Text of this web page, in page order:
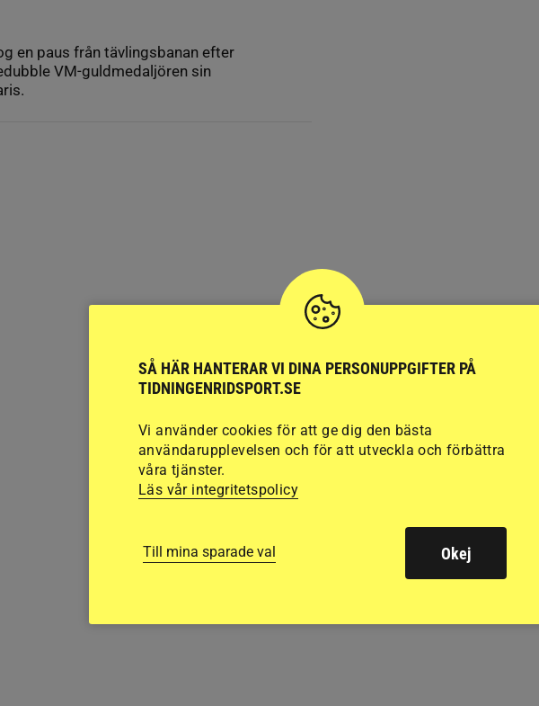
en paus från tävlingsbanan efter
VM-guldmedaljören sin
SÅ HÄR HANTERAR VI DINA PERSONUPPGIFTER PÅ
TIDNINGENRIDSPORT.SE
Vi använder cookies för att ge dig den bästa
användarupplevelsen och för att utveckla och förbättra
våra tjänster.
Läs vår integritetspolicy
Till mina sparade val Okej